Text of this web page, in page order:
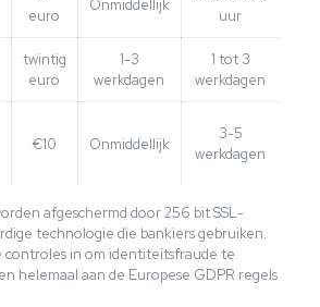
euro
Onmiddellijk
uur
twintig
euro
1-3
werkdagen
1 tot 3
werkdagen
€10 Onmiddellijk
3-5
werkdagen
afgeschermd door 256 bit SSL-
technologie die bankiers gebruiken.
controles in om identiteitsfraude te
helemaal aan de Europese GDPR regels